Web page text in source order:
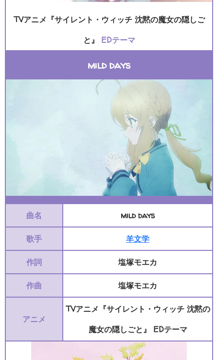
TVアニメ『サイレント・ウィッチ 沈黙の魔女の隠しご
と』 EDテーマ
mild days
曲名 mild days
歌手 羊文学
作詞 塩塚モエカ
作曲 塩塚モエカ
アニメ
TVアニメ『サイレント・ウィッチ 沈黙の
魔女の隠しごと』 EDテーマ